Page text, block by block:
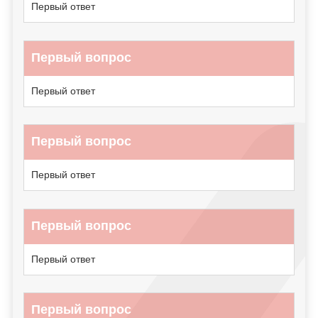
Первый ответ
Первый вопрос
Первый ответ
Первый вопрос
Первый ответ
Первый вопрос
Первый ответ
Первый вопрос